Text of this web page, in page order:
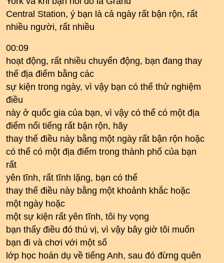
Central Station, ý bạn là cả ngày rất bận rộn, rất
nhiều người, rất nhiều
00:09
hoạt động, rất nhiều chuyển động, bạn đang thay
thế địa điểm bằng các
sự kiện trong ngày, vì vậy bạn có thể thử nghiệm
điều
này ở quốc gia của bạn, vì vậy có thể có một địa
điểm nổi tiếng rất bận rộn, hãy
thay thế điều này bằng một ngày rất bận rộn hoặc
có thể có một địa điểm trong thành phố của bạn
rất
yên tĩnh, rất tĩnh lặng, bạn có thể
thay thế điều này bằng một khoảnh khắc hoặc
một ngày hoặc
một sự kiện rất yên tĩnh, tôi hy vọng
bạn thấy điều đó thú vị, vì vậy bây giờ tôi muốn
bạn đi và chơi với một số
lớp học hoán dụ về tiếng Anh, sau đó đừng quên